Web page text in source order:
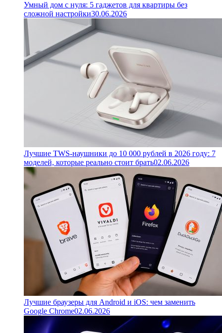
Умный дом с нуля: 5 гаджетов для квартиры без
сложной настройки30.06.2026
Лучшие TWS-наушники до 10 000 рублей в 2026 году: 7
моделей, которые реально стоит брать02.06.2026
Лучшие браузеры для Android и iOS: чем заменить
Google Chrome02.06.2026